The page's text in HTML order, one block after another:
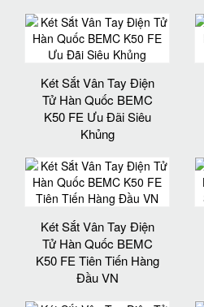
Két Sắt Vân Tay Điện
Tử Hàn Quốc BEMC
K50 FE Ưu Đãi Siêu
Khủng
Két Sắt Vân Tay Điện
Tử Hàn Quốc BEMC
K50 FE Tiên Tiến Hàng
Đầu VN